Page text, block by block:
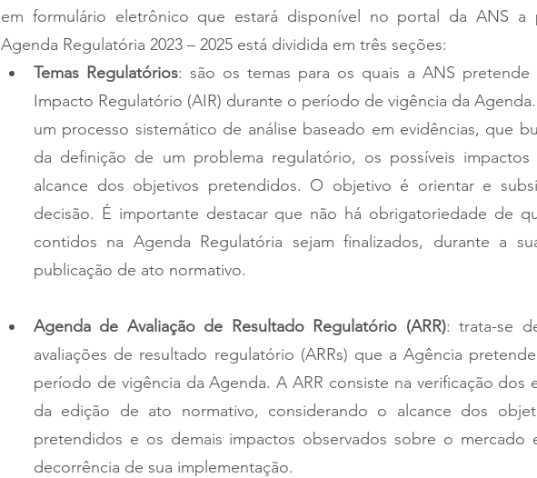
em formulário eletrônico que estará disponível no portal da ANS a
Agenda Regulatória 2023 – 2025 está dividida em três seções:
Temas Regulatórios: são os temas para os quais a ANS pretende
Impacto Regulatório (AIR) durante o período de vigência da
um processo sistemático de análise baseado em evidências, que
da definição de um problema regulatório, os possíveis
alcance dos objetivos pretendidos. O objetivo é orientar e
decisão. É importante destacar que não há obrigatoriedade de
contidos na Agenda Regulatória sejam finalizados, durante a
publicação de ato normativo.
Agenda de Avaliação de Resultado Regulatório (ARR): trata-se
avaliações de resultado regulatório (ARRs) que a Agência
período de vigência da Agenda. A ARR consiste na verificação dos
da edição de ato normativo, considerando o alcance dos
pretendidos e os demais impactos observados sobre o mercado
decorrência de sua implementação.